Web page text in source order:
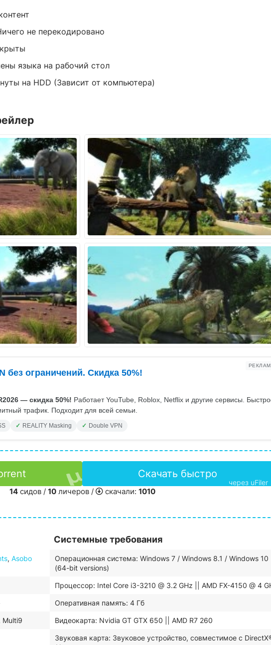
не перекодировано
языка на рабочий стол
на HDD (Зависит от компьютера)
без ограничений. Скидка 50%!
— скидка 50%! Работает YouTube, Roblox, Netflix и другие сервисы.
трафик. Подходит для всей семьи.
REALITY Masking Double VPN
Скачать быстро
через uFiler
14сидов / 10личеров / скачали: 1010
, Asobo
Multi9
Системные требования
Операционная система: Windows 7 / Windows 8.1 / Windows 10
(64-bit versions)
Процессор: Intel Core i3-3210 @ 3.2 GHz || AMD FX-4150 @ 4
Оперативная память: 4 Гб
Видеокарта: Nvidia GT GTX 650 || AMD R7 260
Звуковая карта: Звуковое устройство, совместимое с